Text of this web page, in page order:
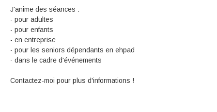
J'anime des séances :
- pour adultes
- pour enfants
- en entreprise
- pour les seniors dépendants en ehpad
- dans le cadre d'événements
Contactez-moi pour plus d'informations !